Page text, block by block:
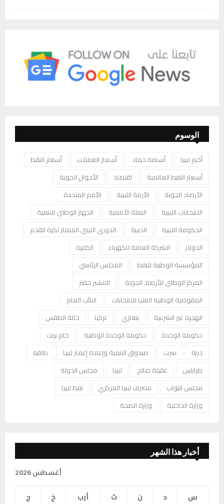
الوسوم
أخبار ليبيا أسامة حماد أسعار العملات
أسعار النفط
أسعار النفط العالمية
اقتصاد
الأحوال الجوية
الأرصاد الجوية
الأزمة الليبية
الأمم المتحدة
الانتخابات الليبية
البعثة الأممية
الجهاز الوطني للتنمية
الحكومة الليبية
الدبيبة
الدوري الليبي الممتاز لكرة القدم
الدولار
الشركة العامة للكهرباء
الكفرة
المؤسسة الوطنية للنفط
المجلس الرئاسي
المركز الوطني للأرصاد الجوية
المشير حفتر
المفوضية الوطنية العليا للانتخابات
النائب العام
الهجرة غير الشرعية
بنغازي تركيا
حالة الطقس
حكومة الوحدة
حكومة الوحدة الوطنية
خام برنت
درنة
سرت صندوق التنمية وإعادة إعمار ليبيا
طاقة
طرابلس
عقيلة صالح ليبيا
مجلس الدولة
مجلس النواب
مصرف ليبيا المركزي
نفط ليبيا
وزارة الداخلية
وزارة الصحة
أخبار هذا الشهر
أغسطس 2026
س
د ن ث أرب خ
ج